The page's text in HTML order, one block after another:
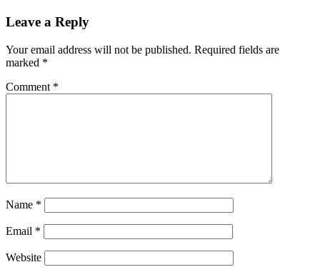
Leave a Reply
Your email address will not be published. Required fields are
marked *
Comment *
Name *
Email *
Website